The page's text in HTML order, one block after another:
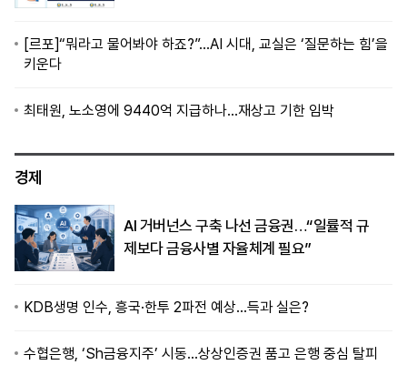
[르포]“뭐라고 물어봐야 하죠?”…AI 시대, 교실은 ‘질문하는 힘’을
키운다
최태원, 노소영에 9440억 지급하나…재상고 기한 임박
경제
AI 거버넌스 구축 나선 금융권…“일률적 규
제보다 금융사별 자율체계 필요”
KDB생명 인수, 흥국·한투 2파전 예상…득과 실은?
수협은행, ‘Sh금융지주’ 시동…상상인증권 품고 은행 중심 탈피